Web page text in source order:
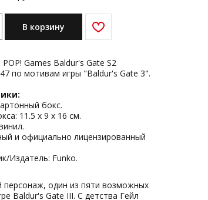
В корзину
Games Baldur's Gate S2
по мотивам игры "Baldur's Gate 3".
бокс.
11.5 х 9 х 16 см.
и официально лицензированный
Издатель: Funko.
персонаж, один из пяти возможных
Baldur's Gate III. С детства Гейл